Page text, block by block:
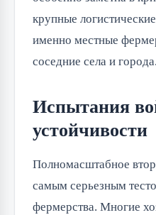
крупные
именно местные
соседние села и города.
Испытания
устойчивости
Полномасштабное
самым серьезным
фермерства. Многие